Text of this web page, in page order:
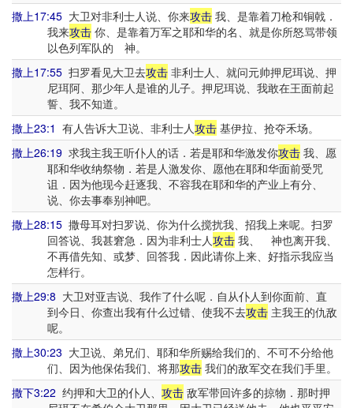
撒上17:45 大卫对非利士人说、你来攻击 我、是靠着刀枪和铜戟．
我来攻击你、是靠着万军之耶和华的名、就是你所怒骂带领
以色列军队的 神。
撒上17:55 扫罗看见大卫去攻击 非利士人、就问元帅押尼珥说、押
尼珥阿、那少年人是谁的儿子。押尼珥说、我敢在王面前起
誓、我不知道。
撒上23:1 有人告诉大卫说、非利士人攻击 基伊拉、抢夺禾场。
撒上26:19 求我主我王听仆人的话．若是耶和华激发你攻击 我、愿
耶和华收纳祭物．若是人激发你、愿他在耶和华面前受咒
诅．因为他现今赶逐我、不容我在耶和华的产业上有分、
说、你去事奉别神吧。
撒上28:15 撒母耳对扫罗说、你为什么搅扰我、招我上来呢。扫罗
回答说、我甚窘急．因为非利士人攻击我、 神也离开我、
不再借先知、或梦、回答我．因此请你上来、好指示我应当
怎样行。
撒上29:8 大卫对亚吉说、我作了什么呢．自从仆人到你面前、直
到今日、你查出我有什么过错、使我不去攻击主我王的仇敌
呢。
撒上30:23 大卫说、弟兄们、耶和华所赐给我们的、不可不分给他
们、因为他保佑我们、将那攻击我们的敌军交在我们手里。
撒下3:22 约押和大卫的仆人、 攻击 敌军带回许多的掠物．那时押